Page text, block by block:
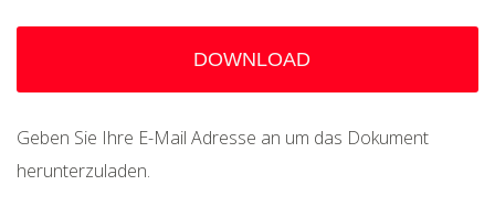
Geben Sie Ihre E-Mail Adresse an um das Dokument
herunterzuladen.